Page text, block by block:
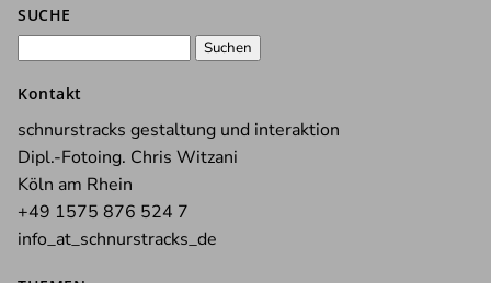
SUCHE
Kontakt
schnurstracks gestaltung und interaktion
Dipl.-Fotoing. Chris Witzani
Köln am Rhein
+49 1575 876 524 7
info_at_schnurstracks_de